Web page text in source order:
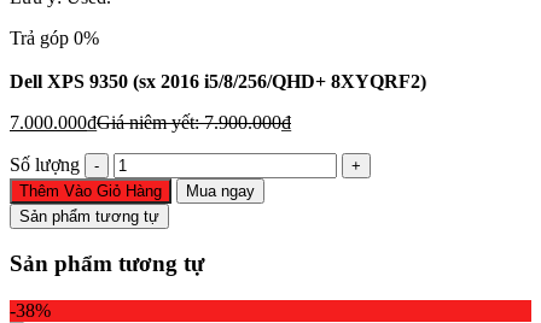
Trả góp 0%
Dell XPS 9350 (sx 2016 i5/8/256/QHD+ 8XYQRF2)
7.000.000₫Giá niêm yết:7.900.000₫
Số lượng
Dell
XPS
9350
(sx
i5/8/256/QHD+
Thêm Vào Giỏ Hàng
Mua ngay
Sản phẩm tương tự
Sản phẩm tương tự
-38%